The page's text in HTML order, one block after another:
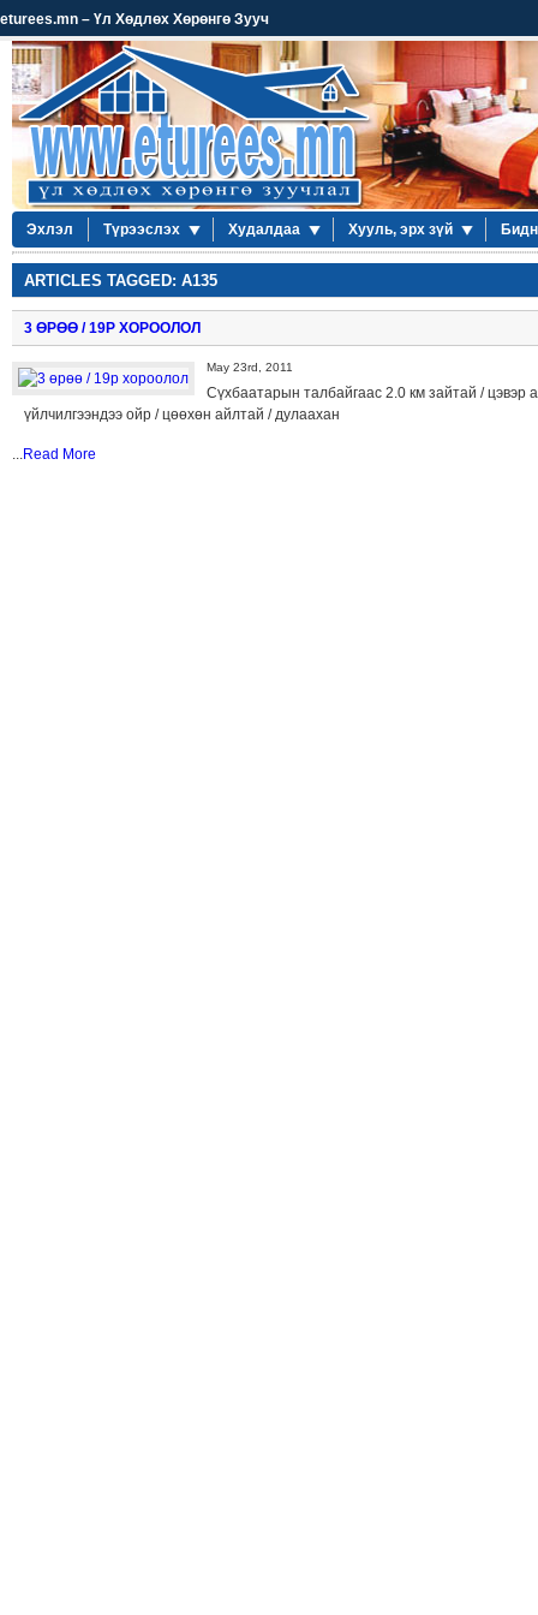
eturees.mn – Үл Хөдлөх Хөрөнгө Зууч
Эхлэл Түрээслэх Худалдаа Хууль, эрх зүй
ARTICLES TAGGED: A135
3 ӨРӨӨ / 19Р ХОРООЛОЛ
May 23rd, 2011
Сүхбаатарын талбайгаас 2.0 км зайтай / цэвэр
үйлчилгээндээ ойр / цөөхөн айлтай / дулаахан
...Read More